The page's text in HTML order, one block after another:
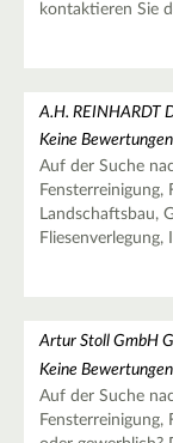
kontaktieren Sie
A.H. REINHARDT
Keine Bewertungen
Auf der Suche
Fensterreinigung,
Landschaftsbau,
Artur Stoll GmbH
Keine Bewertungen
Auf der Suche